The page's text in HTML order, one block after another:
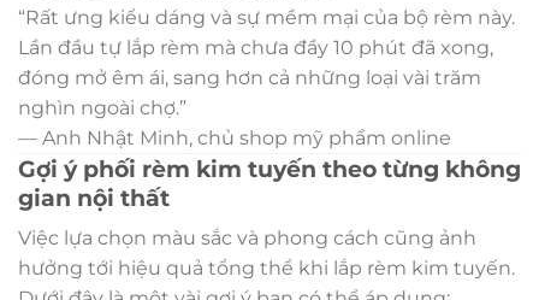
“Rất ưng kiểu dáng và sự mềm mại của bộ rèm này.
Lần đầu tự lắp rèm mà chưa đầy 10 phút đã xong,
đóng mở êm ái, sang hơn cả những loại vài trăm
nghìn ngoài chợ.”
— Anh Nhật Minh, chủ shop mỹ phẩm online
Gợi ý phối rèm kim tuyến theo từng không
gian nội thất
Việc lựa chọn màu sắc và phong cách cũng ảnh
hưởng tới hiệu quả tổng thể khi lắp rèm kim tuyến.